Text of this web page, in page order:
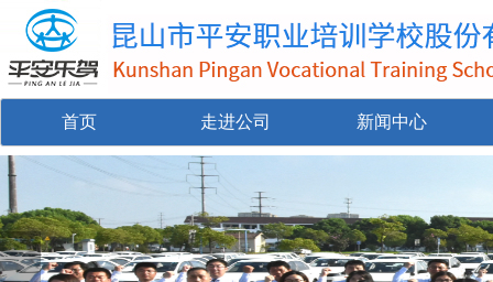
首页 走进公司 新闻中心